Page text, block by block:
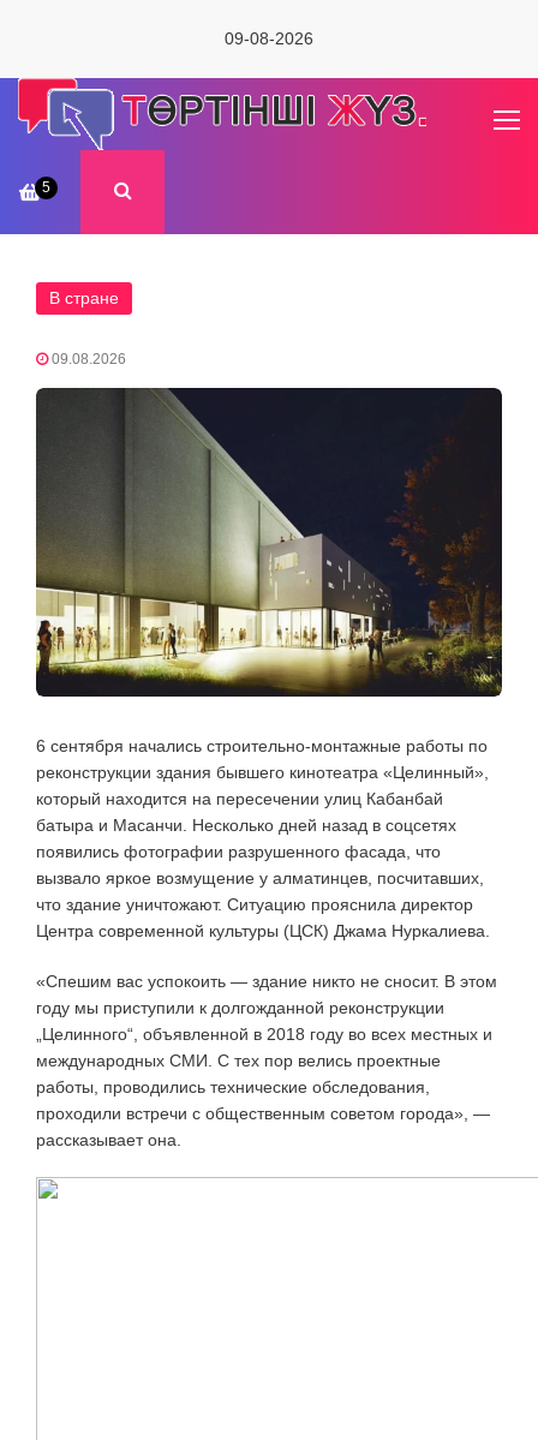
09-08-2026
5
В стране
09.08.2026
6 сентября начались строительно-монтажные работы по
реконструкции здания бывшего кинотеатра «Целинный»,
который находится на пересечении улиц Кабанбай
батыра и Масанчи. Несколько дней назад в соцсетях
появились фотографии разрушенного фасада, что
вызвало яркое возмущение у алматинцев, посчитавших,
что здание уничтожают. Ситуацию прояснила директор
Центра современной культуры (ЦСК) Джама Нуркалиева.
«Спешим вас успокоить — здание никто не сносит. В этом
году мы приступили к долгожданной реконструкции
„Целинного“, объявленной в 2018 году во всех местных и
международных СМИ. С тех пор велись проектные
работы, проводились технические обследования,
проходили встречи с общественным советом города», —
рассказывает она.